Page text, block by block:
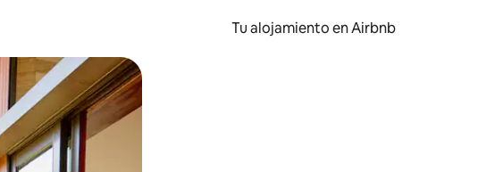
Tu alojamiento en Airbnb